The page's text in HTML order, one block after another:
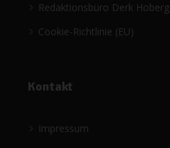
Redaktionsbüro Derk Hoberg
Cookie-Richtlinie (EU)
Kontakt
Impressum